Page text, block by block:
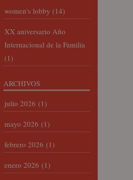
women's lobby (14)
XX aniversario Año
Internacional de la Familia
(1)
ARCHIVOS
julio 2026 (1)
mayo 2026 (1)
febrero 2026 (1)
enero 2026 (1)